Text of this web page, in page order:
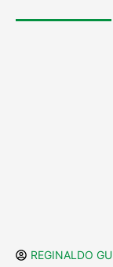
REGINALDO